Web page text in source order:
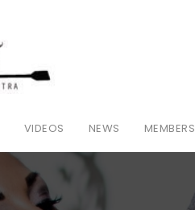
VIDEOS NEWS MEMBERS